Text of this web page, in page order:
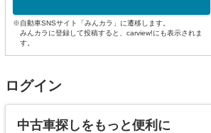
※自動車SNSサイト「みんカラ」に遷移します。
みんカラに登録して投稿すると、carview!にも表示されま
す。
ログイン
中古車探しをもっと便利に